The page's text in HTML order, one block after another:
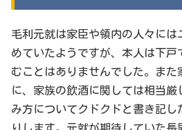
毛利元就は家臣や領内の人々に
めていたようですが、本人は下
むことはありませんでした。また
に、家族の飲酒に関しては相当
み方についてクドクドと書き記し